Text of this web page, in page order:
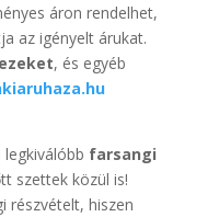
áron rendelhet,
az igényelt árukat.
, és egyéb
farsangi
szettek közül is!
részvételt, hiszen